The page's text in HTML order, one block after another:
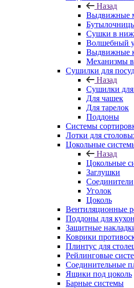
Назад
Выдвижные
Сушки в
Волшебный
Выдвижные
Механизмы в
Сушилки для
Назад
Сушилки
Для чашек
Для тарелок
Поддоны
Системы
Лотки для
Цокольные
Назад
Цокольные
Заглушки
Соединители
Уголок
Цоколь
Вентиляционные
Поддоны для
Защитные
Коврики
Плинтус для
Рейлинговые
Соединительные
Ящики под цоколь
Барные системы